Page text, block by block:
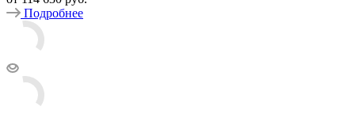
Подробнее